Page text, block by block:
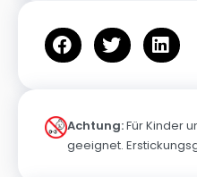
Achtung:Für Kinder
geeignet.